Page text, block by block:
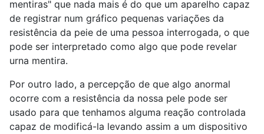
mentiras" que nada mais é do que um aparelho capaz
de registrar num gráfico pequenas variações da
resistência da peie de uma pessoa interrogada, o que
pode ser interpretado como algo que pode revelar
urna mentira.
Por outro lado, a percepção de que algo anormal
ocorre com a resistência da nossa pele pode ser
usado para que tenhamos alguma reação controlada
capaz de modificá-la levando assim a um dispositivo